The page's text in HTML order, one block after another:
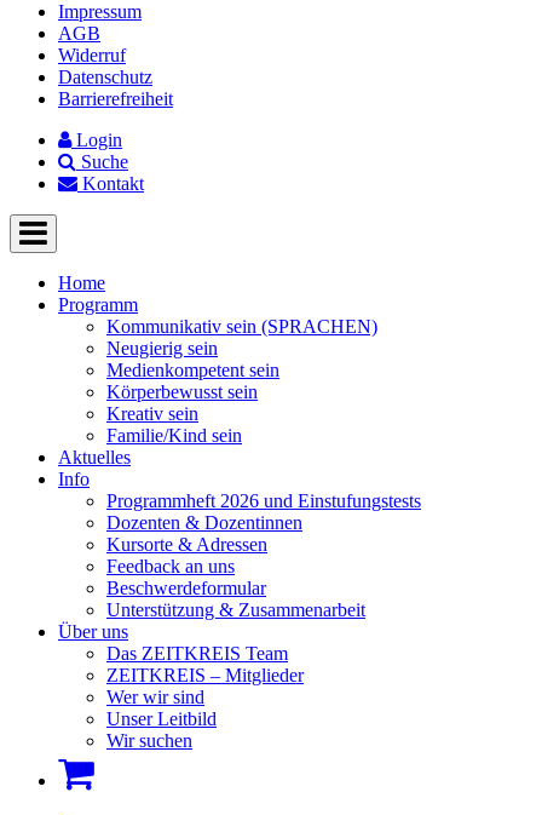
Impressum
AGB
Widerruf
Datenschutz
Barrierefreiheit
Login
Suche
Kontakt
Home
Programm
Kommunikativ sein (SPRACHEN)
Neugierig sein
Medienkompetent sein
Körperbewusst sein
Kreativ sein
Familie/Kind sein
Aktuelles
Info
Programmheft 2026 und Einstufungstests
Dozenten & Dozentinnen
Kursorte & Adressen
Feedback an uns
Beschwerdeformular
Unterstützung & Zusammenarbeit
Über uns
Das ZEITKREIS Team
ZEITKREIS – Mitglieder
Wer wir sind
Unser Leitbild
Wir suchen